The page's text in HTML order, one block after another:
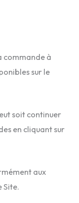
commande à
sur le
soit continuer
en cliquant sur
aux
Site.